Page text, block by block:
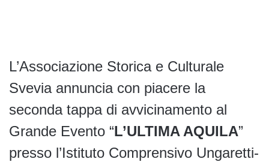
L’Associazione Storica e Culturale
Svevia annuncia con piacere la
seconda tappa di avvicinamento al
Grande Evento “L’ULTIMA AQUILA”
presso l’Istituto Comprensivo Ungaretti-